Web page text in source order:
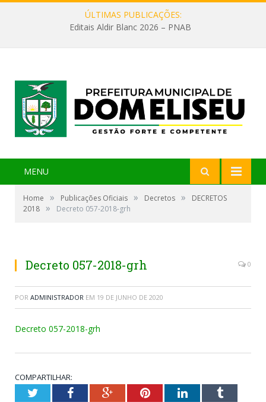
ÚLTIMAS PUBLICAÇÕES:
Editais Aldir Blanc 2026 – PNAB
MENU
Home » Publicações Oficiais » Decretos »
DECRETOS
2018 » Decreto 057-2018-grh
Decreto 057-2018-grh 0
POR ADMINISTRADOR EM 19 DE JUNHO DE 2020
Decreto 057-2018-grh
COMPARTILHAR:
TwitterFacebookGoogle+PinterestLinkedInTumblr